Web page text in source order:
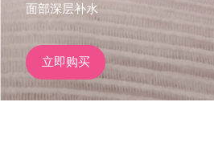
面部深层补水
立即购买
红光疗法
德国
加拿大